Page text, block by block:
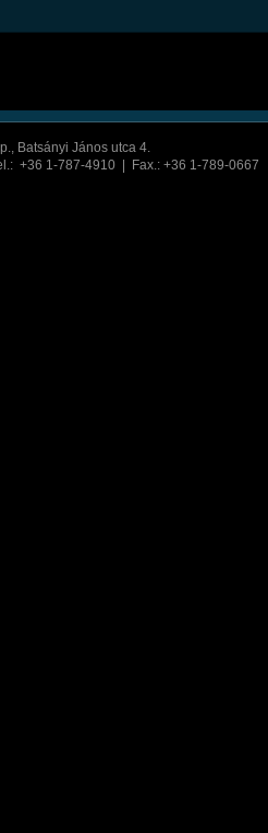
Batsányi János utca 4.
+36 1-787-4910 | Fax.: +36 1-789-0667